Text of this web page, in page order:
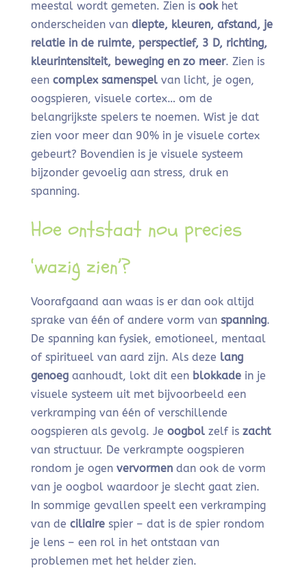
meestal wordt gemeten. Zien is ookhet
onderscheiden van diepte, kleuren, afstand, je
relatie in de ruimte, perspectief, 3 D, richting,
kleurintensiteit, beweging en zo meer. Zien is
een complex samenspelvan licht, je ogen,
oogspieren, visuele cortex… om de
belangrijkste spelers te noemen. Wist je dat
zien voor meer dan 90% in je visuele cortex
gebeurt? Bovendien is je visuele systeem
bijzonder gevoelig aan stress, druk en
spanning.
Hoe ontstaat nou precies
‘wazig zien’?
Voorafgaand aan waas is er dan ook altijd
sprake van één of andere vorm van spanning.
De spanning kan fysiek, emotioneel, mentaal
of spiritueel van aard zijn. Als deze lang
genoegaanhoudt, lokt dit een blokkadein je
visuele systeem uit met bijvoorbeeld een
verkramping van één of verschillende
oogspieren als gevolg. Je oogbolzelf is zacht
van structuur. De verkrampte oogspieren
rondom je ogen vervormendan ook de vorm
van je oogbol waardoor je slecht gaat zien.
In sommige gevallen speelt een verkramping
van de ciliairespier – dat is de spier rondom
je lens – een rol in het ontstaan van
problemen met het helder zien.